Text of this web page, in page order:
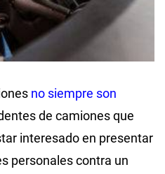
no siempre son
de camiones que
interesado en presentar
personales contra un